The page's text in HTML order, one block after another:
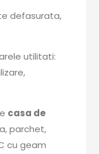
defasurata,
utilitati:
casa de
parchet,
cu geam